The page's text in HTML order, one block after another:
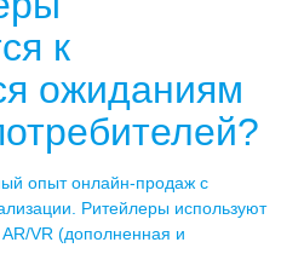
к
ожиданиям
опыт онлайн-продаж с
Ритейлеры используют
VR (дополненная и